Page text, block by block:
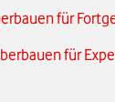
für
für
zu Ihrem